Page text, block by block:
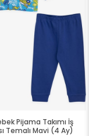
Pijama Takımı İş
Temalı Mavi (4 Ay)